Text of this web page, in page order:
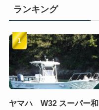
ランキング
ヤマハ W32 スーパー和